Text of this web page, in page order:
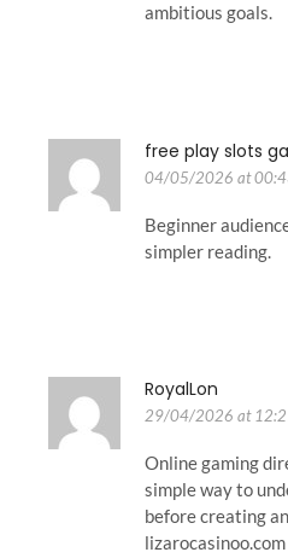
ambitious goals.
free play slots
04/05/2026 at
Beginner
simpler reading.
RoyalLon
29/04/2026 at
Online gaming
simple way to
before creating